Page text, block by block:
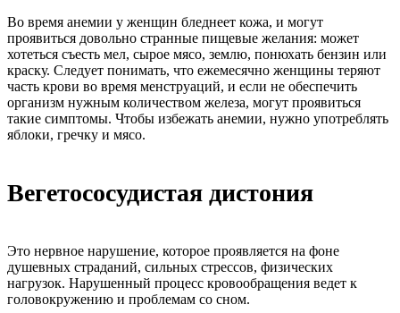
Во время анемии у женщин бледнеет кожа, и могут
проявиться довольно странные пищевые желания: может
хотеться съесть мел, сырое мясо, землю, понюхать бензин или
краску. Следует понимать, что ежемесячно женщины теряют
часть крови во время менструаций, и если не обеспечить
организм нужным количеством железа, могут проявиться
такие симптомы. Чтобы избежать анемии, нужно употреблять
яблоки, гречку и мясо.
Вегетососудистая дистония
Это нервное нарушение, которое проявляется на фоне
душевных страданий, сильных стрессов, физических
нагрузок. Нарушенный процесс кровообращения ведет к
головокружению и проблемам со сном.